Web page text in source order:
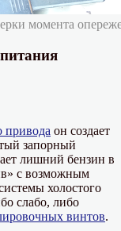
момента
привода он создает
запорный
лишний бензин в
с возможным
холостого
слабо, либо
винтов.